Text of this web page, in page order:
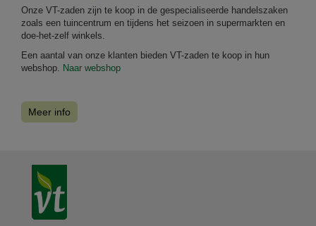
Onze VT-zaden zijn te koop in de gespecialiseerde handelszaken
zoals een tuincentrum en tijdens het seizoen in supermarkten en
doe-het-zelf winkels.
Een aantal van onze klanten bieden VT-zaden te koop in hun
webshop.
Naar webshop
Meer info